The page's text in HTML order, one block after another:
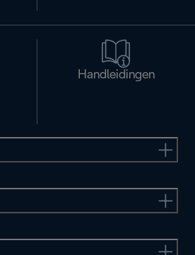
Handleidingen